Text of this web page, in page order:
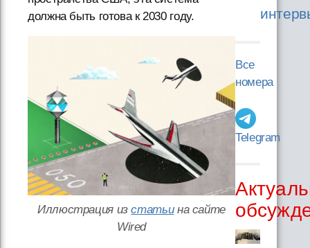
должна быть готова к 2030 году.
Иллюстрация изстатьина сайте
Wired
Все
номера
Telegram